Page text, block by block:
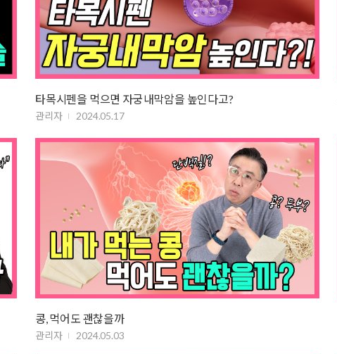
타목시펜을 먹으면 자궁내막암을 높인다고?
관리자 2024.05.17
콩, 먹어도 괜찮을까
관리자 2024.05.03